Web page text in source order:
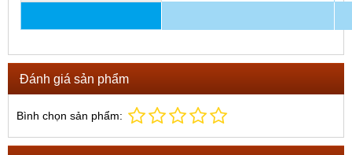
Đánh giá sản phẩm
Bình chọn sản phẩm: